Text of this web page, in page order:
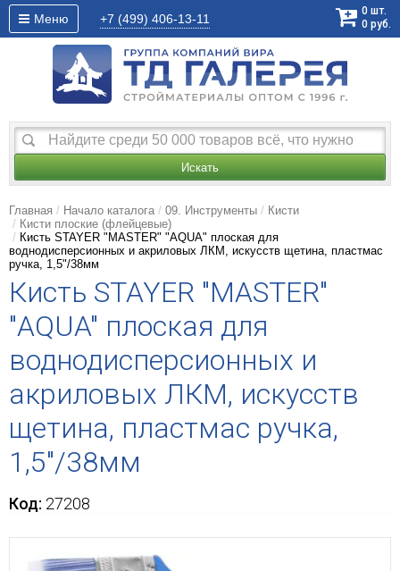
Меню +7 (499) 406-13-11
0 шт.
0 руб.
Искать
Главная Начало каталога 09. Инструменты
Кисти
Кисти плоские (флейцевые)
Кисть STAYER "MASTER" "АQUA" плоская для
воднодисперсионных и акриловых ЛКМ, искусств щетина, пластмас
ручка, 1,5"/38мм
Кисть STAYER "MASTER"
"АQUA" плоская для
воднодисперсионных и
акриловых ЛКМ, искусств
щетина, пластмас ручка,
1,5"/38мм
Код: 27208